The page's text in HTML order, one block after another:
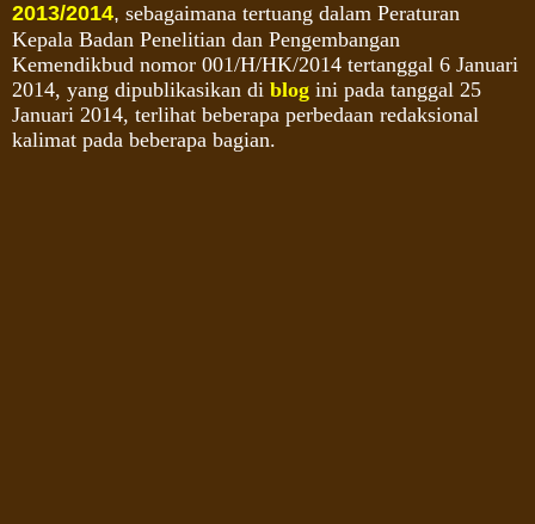
2013/2014, sebagaimana tertuang dalam Peraturan
Kepala Badan Penelitian dan Pengembangan
Kemendikbud nomor 001/H/HK/2014 tertanggal 6 Januari
2014, yang dipublikasikan di blog ini pada tanggal 25
Januari 2014, terlihat beberapa perbedaan redaksional
kalimat pada beberapa bagian.